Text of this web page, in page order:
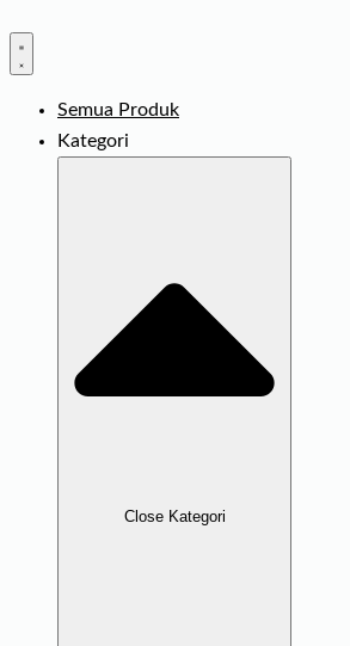
Semua Produk
Kategori
Close Kategori